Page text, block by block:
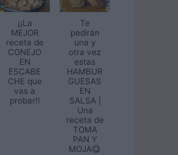
¡¡La
MEJOR
receta de
CONEJO
EN
ESCABE
CHE que
vas a
probar!!
Te
pedirán
una y
otra vez
estas
HAMBUR
GUESAS
EN
SALSA |
Una
receta de
TOMA
PAN Y
MOJA😋